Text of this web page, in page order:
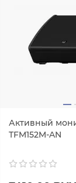
Активный
TFM152M-AN